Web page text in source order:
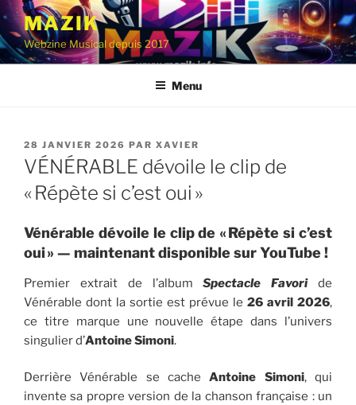
Aller
contenu
principal
MAZIK
Webzine Musical depuis 2017
Menu
PUBLIÉ
LE
28 JANVIER 2026 PAR XAVIER
VÉNÉRABLE dévoile le clip de
« Répète si c’est oui »
Vénérable dévoile le clip de « Répète si c’est
oui » — maintenant disponible sur YouTube !
Premier extrait de l’albumSpectacle Favoride
Vénérable dont la sortie est prévue le 26 avril 2026,
ce titre marque une nouvelle étape dans l’univers
singulier d’Antoine Simoni.
Derrière Vénérable se cacheAntoine Simoni, qui
invente sa propre version de la chanson française : un